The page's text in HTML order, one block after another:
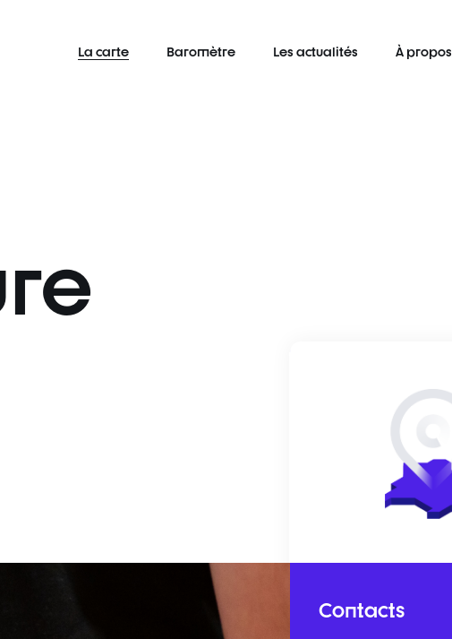
La carte Baromètre Les actualités À propos
Contacts